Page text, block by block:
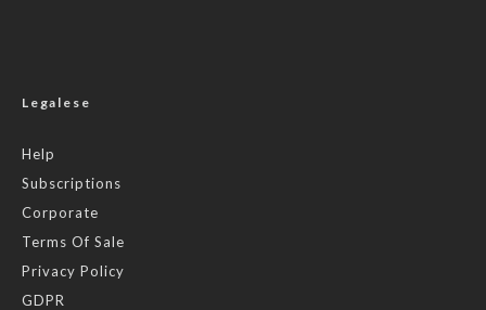
Legalese
Help
Subscriptions
Corporate
Terms Of Sale
Privacy Policy
GDPR